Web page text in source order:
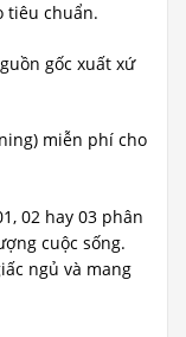
tiêu chuẩn.
gốc xuất xứ
miễn phí cho
02 hay 03 phân
cuộc sống.
ngủ và mang